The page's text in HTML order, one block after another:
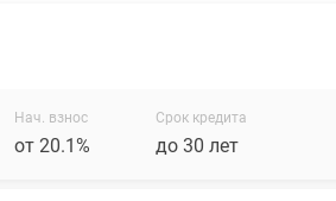
Нач. взнос
от 20.1%
Срок кредита
до 30 лет